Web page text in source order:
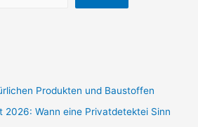
Produkten und Baustoffen
2026: Wann eine Privatdetektei Sinn